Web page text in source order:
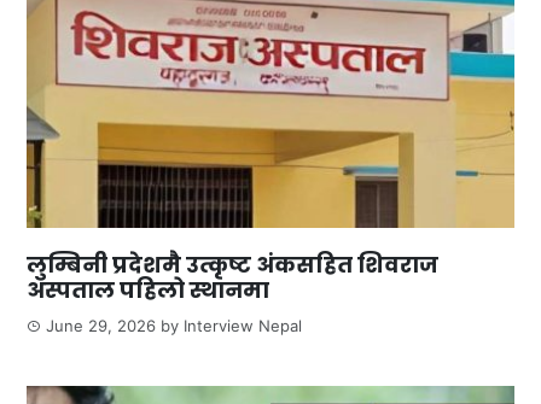
लुम्बिनी प्रदेशमै उत्कृष्ट अंकसहित शिवराज
अस्पताल पहिलो स्थानमा
June 29, 2026 by Interview Nepal